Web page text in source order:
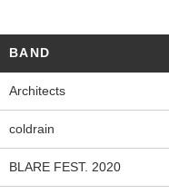
BAND
Architects
coldrain
BLARE FEST. 2020